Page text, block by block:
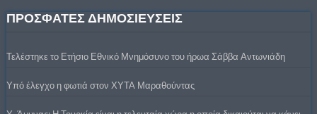
ΠΡΟΣΦΑΤΕΣ ΔΗΜΟΣΙΕΥΣΕΙΣ
Τελέστηκε το Ετήσιο Εθνικό Μνημόσυνο του ήρωα Σάββα Αντωνιάδη
Υπό έλεγχο η φωτιά στον ΧΥΤΑ Μαραθούντας